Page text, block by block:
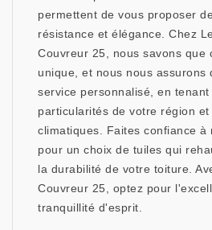
permettent de vous proposer
résistance et élégance. Chez
Couvreur 25, nous savons que
unique, et nous nous assurons
service personnalisé, en
particularités de votre région
climatiques. Faites confiance à
pour un choix de tuiles qui
la durabilité de votre toiture.
Couvreur 25, optez pour
tranquillité d'esprit.